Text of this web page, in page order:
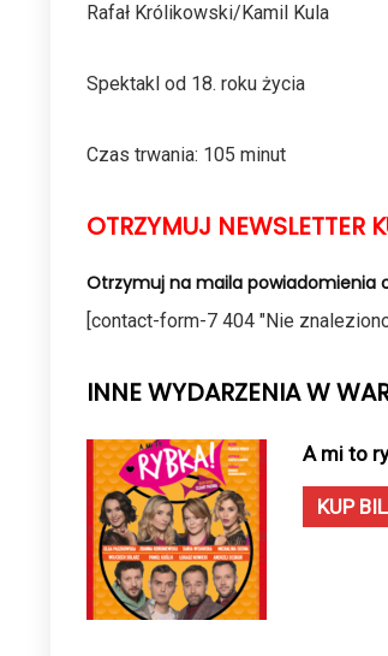
Rafał Królikowski/Kamil Kula
Spektakl od 18. roku życia
Czas trwania: 105 minut
OTRZYMUJ NEWSLETTER
Otrzymuj na maila powiadomienia
[contact-form-7 404 "Nie
INNE WYDARZENIA W
A mi to
KUP